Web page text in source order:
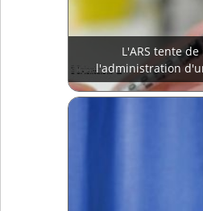
L'ARS tente
l'administration